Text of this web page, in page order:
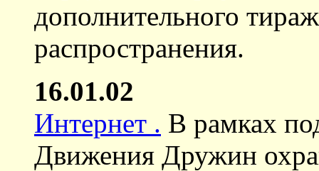
дополнительного
распространения.
16.01.02
Интернет . В рамках
Движения Дружин